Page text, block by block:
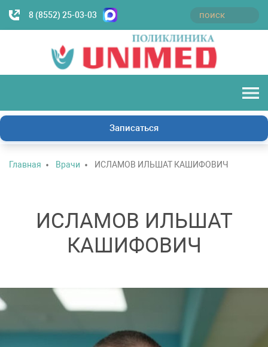
8 (8552) 25-03-03
Записаться
Главная Врачи ИСЛАМОВ ИЛЬШАТ КАШИФОВИЧ
ИСЛАМОВ ИЛЬШАТ
КАШИФОВИЧ